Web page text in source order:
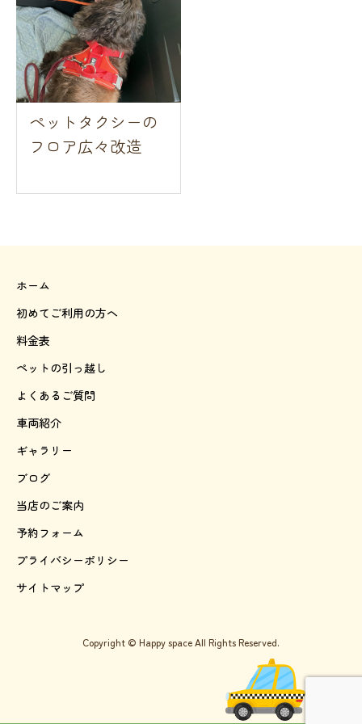
ペットタクシーの
フロア広々改造
ホーム
初めてご利用の方へ
料金表
ペットの引っ越し
よくあるご質問
車両紹介
ギャラリー
ブログ
当店のご案内
予約フォーム
プライバシーポリシー
サイトマップ
Copyright © Happy space All Rights Reserved.